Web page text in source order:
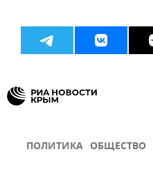
ПОЛИТИКА ОБЩЕСТВО